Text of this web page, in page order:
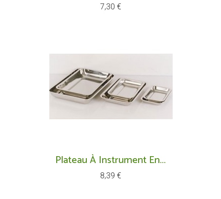
Prix
7,30 €
Plateau À Instrument En...
Prix
8,39 €